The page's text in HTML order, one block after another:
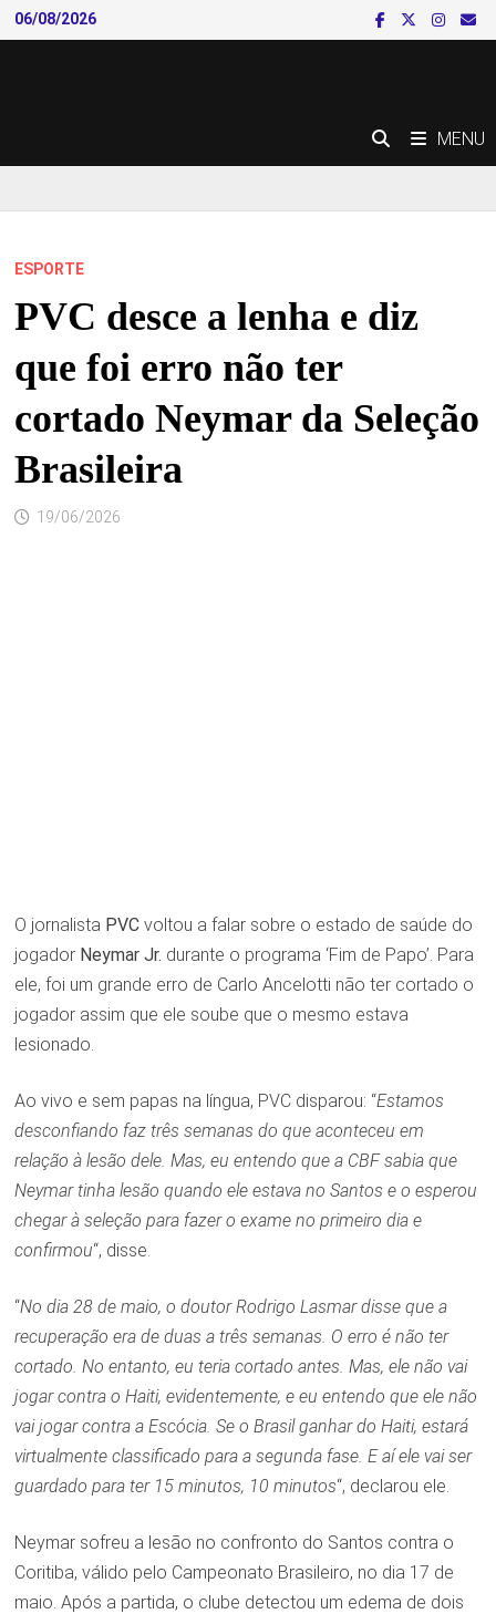
Skip
to
06/08/2026
MENU
ESPORTE
PVC desce a lenha e diz
que foi erro não ter
cortado Neymar da Seleção
Brasileira
19/06/2026
O jornalista PVCvoltou a falar sobre o estado de saúde do
jogadorNeymar Jr. durante o programa ‘Fim de Papo’. Para
ele, foi um grande erro de Carlo Ancelotti não ter cortado o
jogador assim que ele soube que o mesmo estava
lesionado.
Ao vivo e sem papas na língua, PVC disparou: “Estamos
desconfiando faz três semanas do que aconteceu em
relação à lesão dele. Mas, eu entendo que a CBF sabia que
Neymar tinha lesão quando ele estava no Santos e o esperou
chegar à seleção para fazer o exame no primeiro dia e
confirmou“, disse.
“No dia 28 de maio, o doutor Rodrigo Lasmar disse que a
recuperação era de duas a três semanas. O erro é não ter
cortado. No entanto, eu teria cortado antes. Mas, ele não vai
jogar contra o Haiti, evidentemente, e eu entendo que ele não
vai jogar contra a Escócia. Se o Brasil ganhar do Haiti, estará
virtualmente classificado para a segunda fase. E aí ele vai ser
guardado para ter 15 minutos, 10 minutos“, declarou ele.
Neymar sofreu a lesão no confronto do Santos contra o
Coritiba, válido pelo Campeonato Brasileiro, no dia 17 de
maio. Após a partida, o clube detectou um edema de dois